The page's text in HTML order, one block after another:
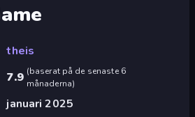
theis
7.9 (baserat på de senaste 6
månaderna)
januari 2025